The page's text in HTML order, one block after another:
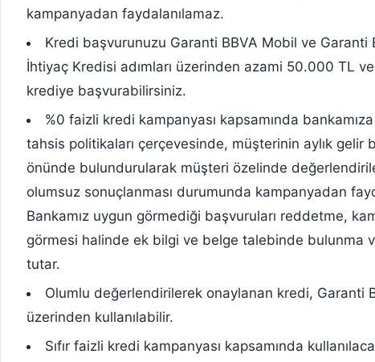
kampanyadan faydalanılamaz.
Kredi başvurunuzu Garanti BBVA Mobil ve Garanti
İhtiyaç Kredisi adımları üzerinden azami 50.000 TL
krediye başvurabilirsiniz.
%0 faizli kredi kampanyası kapsamında
tahsis politikaları çerçevesinde, müşterinin aylık
önünde bulundurularak müşteri özelinde
olumsuz sonuçlanması durumunda kampanyadan
Bankamız uygun görmediği başvuruları reddetme,
görmesi halinde ek bilgi ve belge talebinde bulunma
tutar.
Olumlu değerlendirilerek onaylanan kredi, Garanti
üzerinden kullanılabilir.
Sıfır faizli kredi kampanyası kapsamında